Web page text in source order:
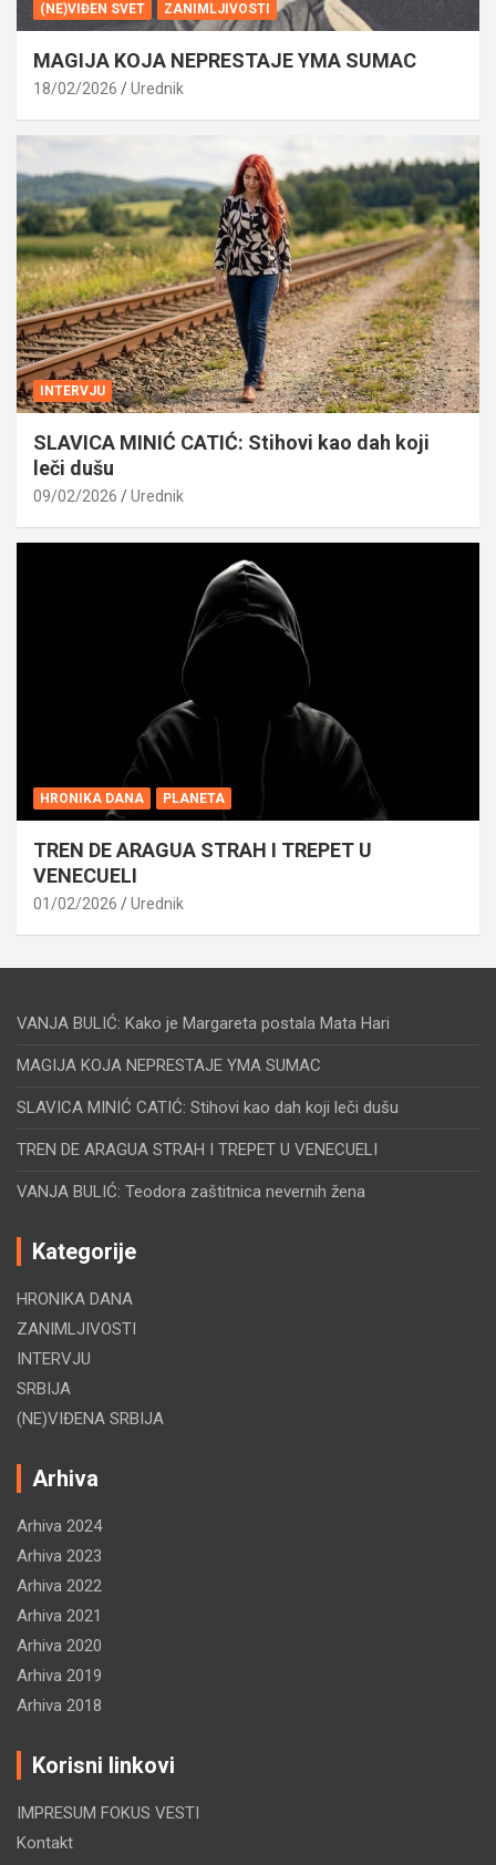
(NE)VIĐEN SVET ZANIMLJIVOSTI
MAGIJA KOJA NEPRESTAJE YMA SUMAC
18/02/2026 Urednik
INTERVJU
SLAVICA MINIĆ CATIĆ: Stihovi kao dah koji
leči dušu
09/02/2026 Urednik
HRONIKA DANA PLANETA
TREN DE ARAGUA STRAH I TREPET U
VENECUELI
01/02/2026 Urednik
VANJA BULIĆ: Kako je Margareta postala Mata Hari
MAGIJA KOJA NEPRESTAJE YMA SUMAC
SLAVICA MINIĆ CATIĆ: Stihovi kao dah koji leči dušu
TREN DE ARAGUA STRAH I TREPET U VENECUELI
VANJA BULIĆ: Teodora zaštitnica nevernih žena
Kategorije
HRONIKA DANA
ZANIMLJIVOSTI
INTERVJU
SRBIJA
(NE)VIĐENA SRBIJA
Arhiva
Arhiva 2024
Arhiva 2023
Arhiva 2022
Arhiva 2021
Arhiva 2020
Arhiva 2019
Arhiva 2018
Korisni linkovi
IMPRESUM FOKUS VESTI
Kontakt